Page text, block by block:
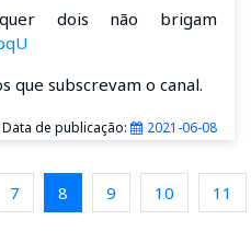
dois não brigam
que subscrevam o canal.
Data de publicação: 2021-06-08
7 8 9 10 11